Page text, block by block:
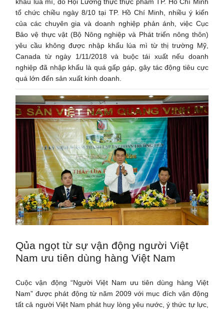
tổ chức chiều ngày 8/10 tại TP. Hồ Chí Minh, nhiều ý kiến
của các chuyên gia và doanh nghiệp phản ánh, việc Cục
Bảo vệ thực vật (Bộ Nông nghiệp và Phát triển nông thôn)
yêu cầu không được nhập khẩu lúa mì từ thị trường Mỹ,
Canada từ ngày 1/11/2018 và buộc tái xuất nếu doanh
nghiệp đã nhập khẩu là quá gấp gáp, gây tác động tiêu cực
quá lớn đến sản xuất kinh doanh.
Qủa ngọt từ sự vận động người Việt
Nam ưu tiên dùng hàng Việt Nam
Cuộc vận động “Người Việt Nam ưu tiên dùng hàng Việt
Nam” được phát động từ năm 2009 với mục đích vận động
tất cả người Việt Nam phát huy lòng yêu nước, ý thức tự lực,